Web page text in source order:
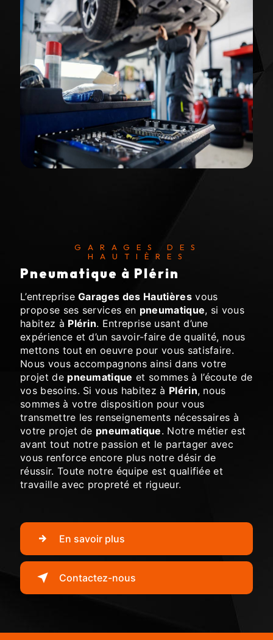
GARAGES DES
HAUTIÈRES
pneumatique à Plérin
L’entrepriseGarages des Hautièresvous
propose ses services en pneumatique, si vous
habitez à Plérin. Entreprise usant d’une
expérience et d’un savoir-faire de qualité, nous
mettons tout en oeuvre pour vous satisfaire.
Nous vous accompagnons ainsi dans votre
projet de pneumatique et sommes à l’écoute de
vos besoins. Si vous habitez à Plérin, nous
sommes à votre disposition pour vous
transmettre les renseignements nécessaires à
votre projet de pneumatique. Notre métier est
avant tout notre passion et le partager avec
vous renforce encore plus notre désir de
réussir. Toute notre équipe est qualifiée et
travaille avec propreté et rigueur.
En savoir plus
Contactez-nous